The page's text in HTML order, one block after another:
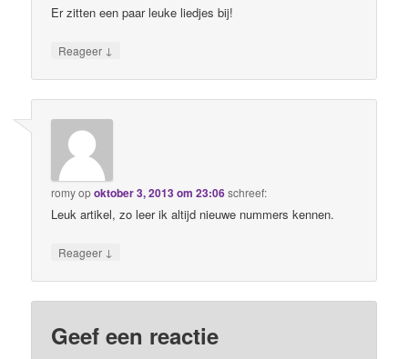
Er zitten een paar leuke liedjes bij!
Reageer ↓
romyopoktober 3, 2013 om 23:06schreef:
Leuk artikel, zo leer ik altijd nieuwe nummers kennen.
Reageer ↓
Geef een reactie